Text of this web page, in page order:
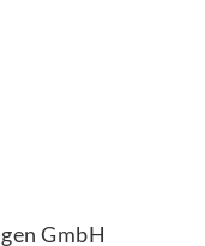
GmbH